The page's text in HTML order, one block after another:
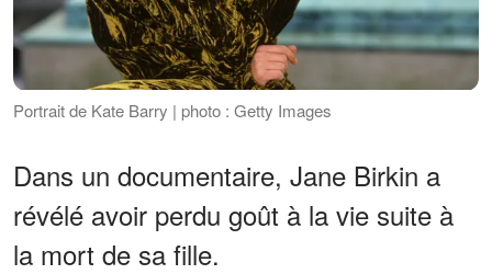
Portrait de Kate Barry | photo : Getty Images
Dans un documentaire, Jane Birkin a
révélé avoir perdu goût à la vie suite à
la mort de sa fille.